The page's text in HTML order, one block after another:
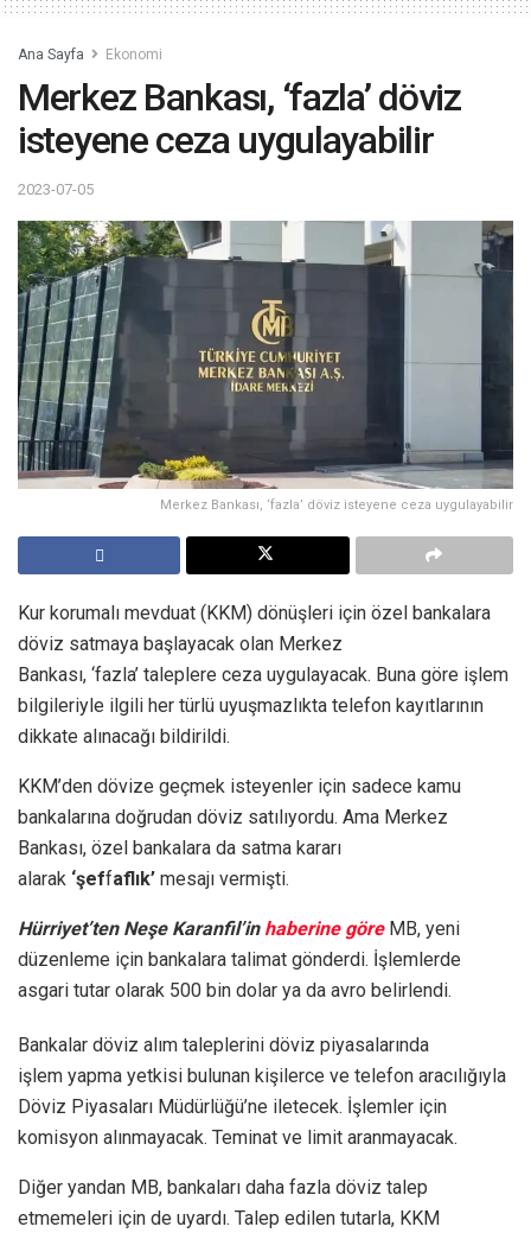
Ana Sayfa Ekonomi
Merkez Bankası, ‘fazla’ döviz
isteyene ceza uygulayabilir
2023-07-05
Merkez Bankası, ‘fazla’ döviz isteyene ceza uygulayabilir
Kur korumalı mevduat (KKM) dönüşleri için özel bankalara
döviz satmaya başlayacak olan Merkez
Bankası, ‘fazla’ taleplere ceza uygulayacak. Buna göre işlem
bilgileriyle ilgili her türlü uyuşmazlıkta telefon kayıtlarının
dikkate alınacağı bildirildi.
KKM’den dövize geçmek isteyenler için sadece kamu
bankalarına doğrudan döviz satılıyordu. Ama Merkez
Bankası, özel bankalara da satma kararı
alarak ‘şeffaflık’ mesajı vermişti.
Hürriyet’ten Neşe Karanfil’in haberine göre MB, yeni
düzenleme için bankalara talimat gönderdi. İşlemlerde
asgari tutar olarak 500 bin dolar ya da avro belirlendi.
Bankalar döviz alım taleplerini döviz piyasalarında
işlem yapma yetkisi bulunan kişilerce ve telefon aracılığıyla
Döviz Piyasaları Müdürlüğü’ne iletecek. İşlemler için
komisyon alınmayacak. Teminat ve limit aranmayacak.
Diğer yandan MB, bankaları daha fazla döviz talep
etmemeleri için de uyardı. Talep edilen tutarla, KKM